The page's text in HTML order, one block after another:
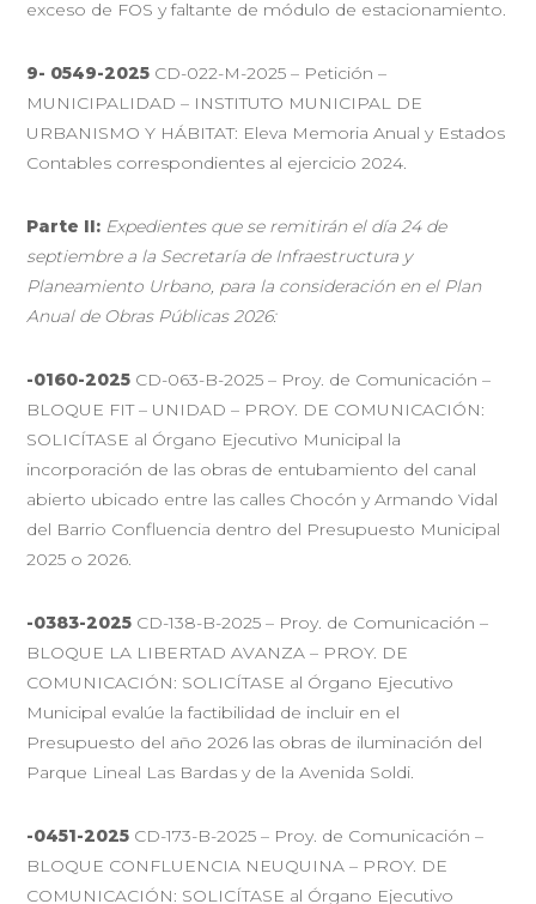
exceso de FOS y faltante de módulo de estacionamiento.
9- 0549-2025 CD-022-M-2025 – Petición –
MUNICIPALIDAD – INSTITUTO MUNICIPAL DE
URBANISMO Y HÁBITAT: Eleva Memoria Anual y Estados
Contables correspondientes al ejercicio 2024.
Parte II: Expedientes que se remitirán el día 24 de
septiembre a la Secretaría de Infraestructura y
Planeamiento Urbano, para la consideración en el Plan
Anual de Obras Públicas 2026:
-0160-2025 CD-063-B-2025 – Proy. de Comunicación –
BLOQUE FIT – UNIDAD – PROY. DE COMUNICACIÓN:
SOLICÍTASE al Órgano Ejecutivo Municipal la
incorporación de las obras de entubamiento del canal
abierto ubicado entre las calles Chocón y Armando Vidal
del Barrio Confluencia dentro del Presupuesto Municipal
2025 o 2026.
-0383-2025 CD-138-B-2025 – Proy. de Comunicación –
BLOQUE LA LIBERTAD AVANZA – PROY. DE
COMUNICACIÓN: SOLICÍTASE al Órgano Ejecutivo
Municipal evalúe la factibilidad de incluir en el
Presupuesto del año 2026 las obras de iluminación del
Parque Lineal Las Bardas y de la Avenida Soldi.
-0451-2025 CD-173-B-2025 – Proy. de Comunicación –
BLOQUE CONFLUENCIA NEUQUINA – PROY. DE
COMUNICACIÓN: SOLICÍTASE al Órgano Ejecutivo